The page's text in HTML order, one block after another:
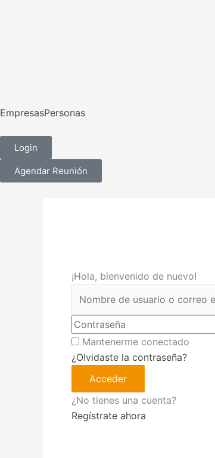
EmpresasPersonas
Login
Agendar Reunión
¡Hola, bienvenido de nuevo!
Mantenerme conectado
¿Olvidaste la contraseña?
Acceder
¿No tienes una cuenta?
Regístrate ahora